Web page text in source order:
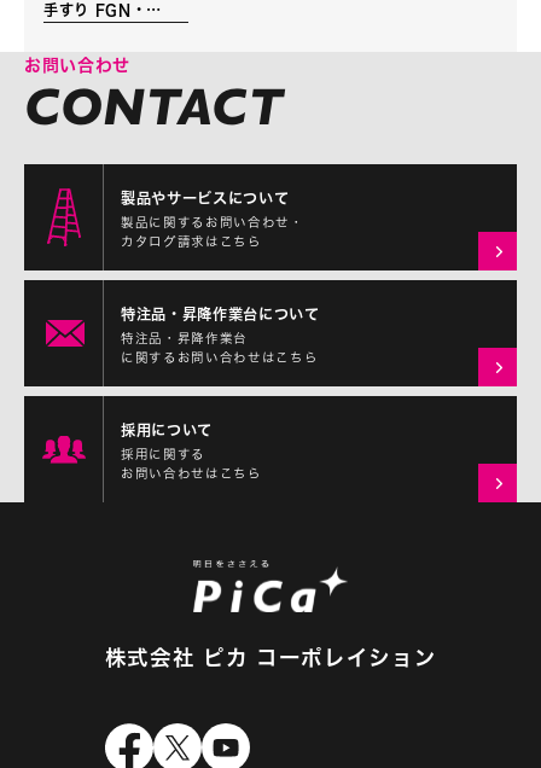
手すり FGN・
2660、SUSFG-
お問い合わせ
製品やサービスについて
製品に関するお問い合わせ・
カタログ請求はこちら
特注品・昇降作業台について
特注品・昇降作業台
に関するお問い合わせはこちら
採用について
採用に関する
お問い合わせはこちら
株式会社 ピカ コーポレイション